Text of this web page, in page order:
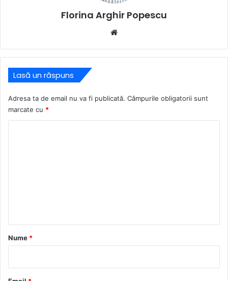
Florina Arghir Popescu
Lasă un răspuns
Adresa ta de email nu va fi publicată. Câmpurile obligatorii sunt
marcate cu *
rNume *